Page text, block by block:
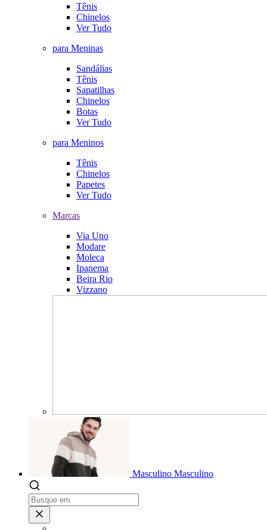
Tênis
Chinelos
Ver Tudo
para Meninas
Sandálias
Tênis
Sapatilhas
Chinelos
Botas
Ver Tudo
para Meninos
Tênis
Chinelos
Papetes
Ver Tudo
Marcas
Via Uno
Modare
Moleca
Ipanema
Beira Rio
Vizzano
Masculino Masculino